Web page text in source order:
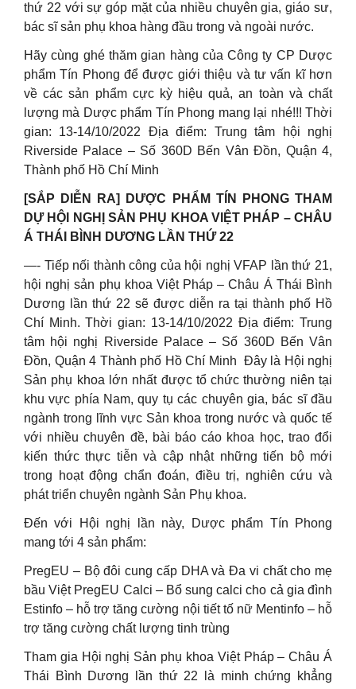
thứ 22 với sự góp mặt của nhiều chuyên gia, giáo sư,
bác sĩ sản phụ khoa hàng đầu trong và ngoài nước.
Hãy cùng ghé thăm gian hàng của Công ty CP Dược
phẩm Tín Phong để được giới thiệu và tư vấn kĩ hơn
về các sản phẩm cực kỳ hiệu quả, an toàn và chất
lượng mà Dược phẩm Tín Phong mang lại nhé!!! Thời
gian: 13-14/10/2022 Địa điểm: Trung tâm hội nghị
Riverside Palace – Số 360D Bến Vân Đồn, Quận 4,
Thành phố Hồ Chí Minh
[SẮP DIỄN RA] DƯỢC PHẨM TÍN PHONG THAM
DỰ HỘI NGHỊ SẢN PHỤ KHOA VIỆT PHÁP – CHÂU
Á THÁI BÌNH DƯƠNG LẦN THỨ 22
—- Tiếp nối thành công của hội nghị VFAP lần thứ 21,
hội nghị sản phụ khoa Việt Pháp – Châu Á Thái Bình
Dương lần thứ 22 sẽ được diễn ra tại thành phố Hồ
Chí Minh. Thời gian: 13-14/10/2022 Địa điểm: Trung
tâm hội nghị Riverside Palace – Số 360D Bến Vân
Đồn, Quận 4 Thành phố Hồ Chí Minh ️ Đây là Hội nghị
Sản phụ khoa lớn nhất được tổ chức thường niên tại
khu vực phía Nam, quy tụ các chuyên gia, bác sĩ đầu
ngành trong lĩnh vực Sản khoa trong nước và quốc tế
với nhiều chuyên đề, bài báo cáo khoa học, trao đổi
kiến thức thực tiễn và cập nhật những tiến bộ mới
trong hoạt động chẩn đoán, điều trị, nghiên cứu và
phát triển chuyên ngành Sản Phụ khoa.
Đến với Hội nghị lần này, Dược phẩm Tín Phong
mang tới 4 sản phẩm:
PregEU – Bộ đôi cung cấp DHA và Đa vi chất cho mẹ
bầu Việt PregEU Calci – Bổ sung calci cho cả gia đình
Estinfo – hỗ trợ tăng cường nội tiết tố nữ Mentinfo – hỗ
trợ tăng cường chất lượng tinh trùng
Tham gia Hội nghị Sản phụ khoa Việt Pháp – Châu Á
Thái Bình Dương lần thứ 22 là minh chứng khẳng